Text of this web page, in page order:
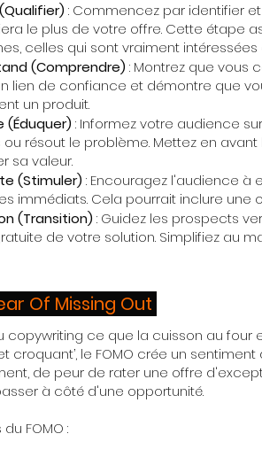
: Commencez par identifier
le plus de votre offre. Cette étape
celles qui sont vraiment
(Comprendre) : Montrez que vous
lien de confiance et démontre que
un produit.
(Éduquer) : Informez votre audience
ou résout le problème. Mettez en
sa valeur.
(Stimuler) : Encouragez l'audience à
immédiats. Cela pourrait inclure une
(Transition) : Guidez les prospects
de votre solution. Simplifiez au
Of Missing Out
copywriting ce que la cuisson au four
croquant’, le FOMO crée un
de peur de rater une offre
à côté d'une opportunité.
FOMO :